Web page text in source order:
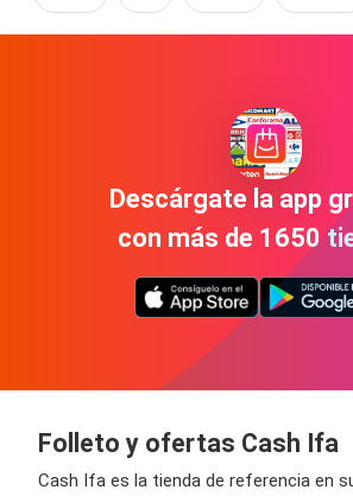
Descárgate la app
con más de 1650
Folleto y ofertas Cash Ifa
Cash Ifa es la tienda de referencia en